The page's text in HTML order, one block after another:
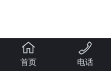

首页

电话